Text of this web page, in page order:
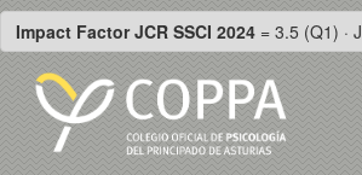
Impact Factor JCR SSCI 2024 = 3.5 (Q1) ·